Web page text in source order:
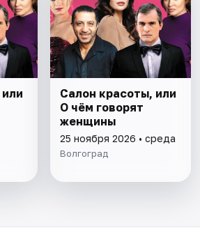
Салон красоты, или
О чём говорят
женщины
25 ноября 2026 • среда
Волгоград